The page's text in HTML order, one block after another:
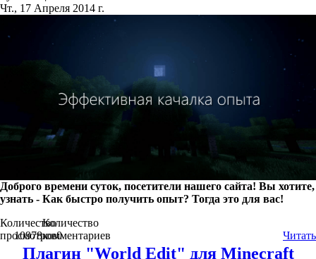
Чт., 17 Апреля 2014 г.
Доброго времени суток, посетители нашего сайта! Вы хотите,
узнать - Как быстро получить опыт? Тогда это для вас!
Количество
просмотров
10978
Количество
комментариев
0 Читать
Плагин "World Edit" для Minecraft